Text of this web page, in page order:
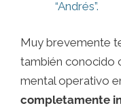
“Andrés”.
Muy brevemente
también conocido
mental operativo
completamente